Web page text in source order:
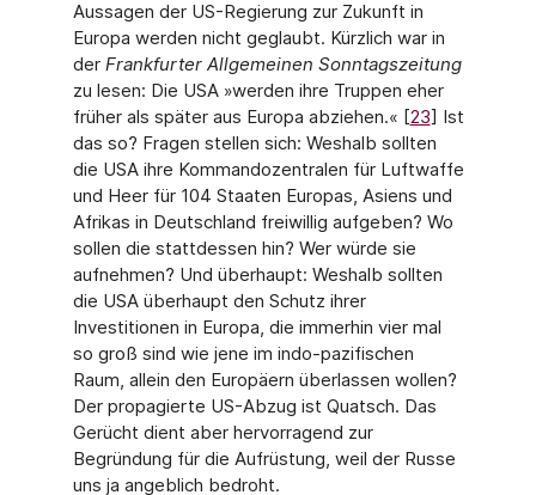
Aussagen der US-Regierung zur Zukunft in
Europa werden nicht geglaubt. Kürzlich war in
der Frankfurter Allgemeinen Sonntagszei­tung
zu lesen: Die USA »werden ihre Truppen eher
früher als später aus Europa abzie­hen.« [23] Ist
das so? Fragen stellen sich: Weshalb sollten
die USA ihre Kommandozentralen für Luftwaffe
und Heer für 104 Staaten Europas, Asiens und
Afrikas in Deutschland frei­willig aufgeben? Wo
sollen die stattdessen hin? Wer würde sie
aufnehmen? Und über­haupt: Weshalb sollten
die USA überhaupt den Schutz ihrer
Investitionen in Europa, die immerhin vier mal
so groß sind wie jene im indo-pazifischen
Raum, allein den Europäern überlassen wollen?
Der propagierte US-Abzug ist Quatsch. Das
Gerücht dient aber her­vorragend zur
Begründung für die Aufrüstung, weil der Russe
uns ja angeblich bedroht.